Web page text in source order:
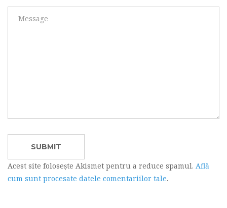
Acest site folosește Akismet pentru a reduce spamul. Află
cum sunt procesate datele comentariilor tale.